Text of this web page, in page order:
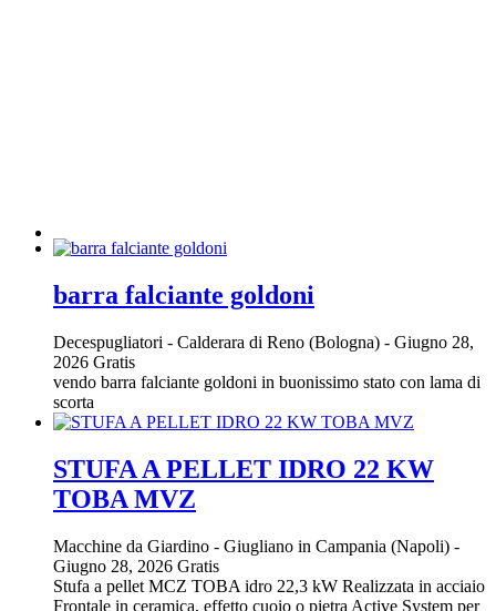
barra falciante goldoni
Decespugliatori - Calderara di Reno (Bologna) - Giugno 28,
2026 Gratis
vendo barra falciante goldoni in buonissimo stato con lama di
scorta
STUFA A PELLET IDRO 22 KW
TOBA MVZ
Macchine da Giardino - Giugliano in Campania (Napoli) -
Giugno 28, 2026 Gratis
Stufa a pellet MCZ TOBA idro 22,3 kW Realizzata in acciaio
Frontale in ceramica, effetto cuoio o pietra Active System per